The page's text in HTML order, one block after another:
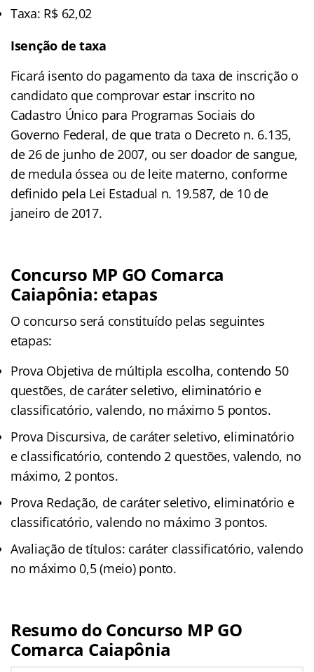
Taxa: R$ 62,02
Isenção de taxa
Ficará isento do pagamento da taxa de inscrição o
candidato que comprovar estar inscrito no
Cadastro Único para Programas Sociais do
Governo Federal, de que trata o Decreto n. 6.135,
de 26 de junho de 2007, ou ser doador de sangue,
de medula óssea ou de leite materno, conforme
definido pela Lei Estadual n. 19.587, de 10 de
janeiro de 2017.
Concurso MP GO Comarca
Caiapônia: etapas
O concurso será constituído pelas seguintes
etapas:
Prova Objetiva de múltipla escolha, contendo 50
questões, de caráter seletivo, eliminatório e
classificatório, valendo, no máximo 5 pontos.
Prova Discursiva, de caráter seletivo, eliminatório
e classificatório, contendo 2 questões, valendo, no
máximo, 2 pontos.
Prova Redação, de caráter seletivo, eliminatório e
classificatório, valendo no máximo 3 pontos.
Avaliação de títulos: caráter classificatório, valendo
no máximo 0,5 (meio) ponto.
Resumo do Concurso MP GO
Comarca Caiapônia